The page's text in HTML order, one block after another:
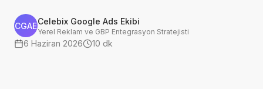
CGAECelebix Google Ads Ekibi
Yerel Reklam ve GBP Entegrasyon Stratejisti
6 Haziran 2026 10 dk